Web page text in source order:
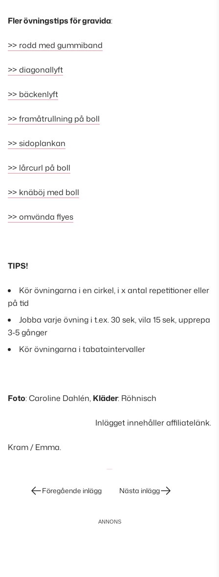
Fler övningstips för gravida:
>> rodd med gummiband
>> diagonallyft
>> bäckenlyft
>> framåtrullning på boll
>> sidoplankan
>> lårcurl på boll
>> knäböj med boll
>> omvända flyes
TIPS!
Kör övningarna i en cirkel, i x antal repetitioner eller
på tid
Jobba varje övning i t.ex. 30 sek, vila 15 sek, upprepa
3-5 gånger
Kör övningarna i tabataintervaller
Foto: Caroline Dahlén, Kläder: Röhnisch
Inlägget innehåller affiliatelänk.
Kram / Emma.
InläggsnavigeringFöregående inlägg Nästa inlägg